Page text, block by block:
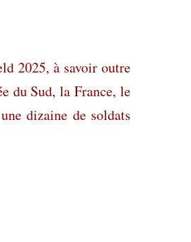
2025, à savoir outre
du Sud, la France, le
une dizaine de soldats